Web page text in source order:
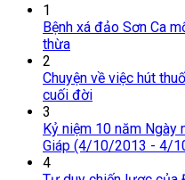
1
Bệnh xá đảo Sơn Ca
thừa
2
Chuyện về việc hút
cuối đời
3
Kỷ niệm 10 năm
Giáp (4/10/2013 - 4/
4